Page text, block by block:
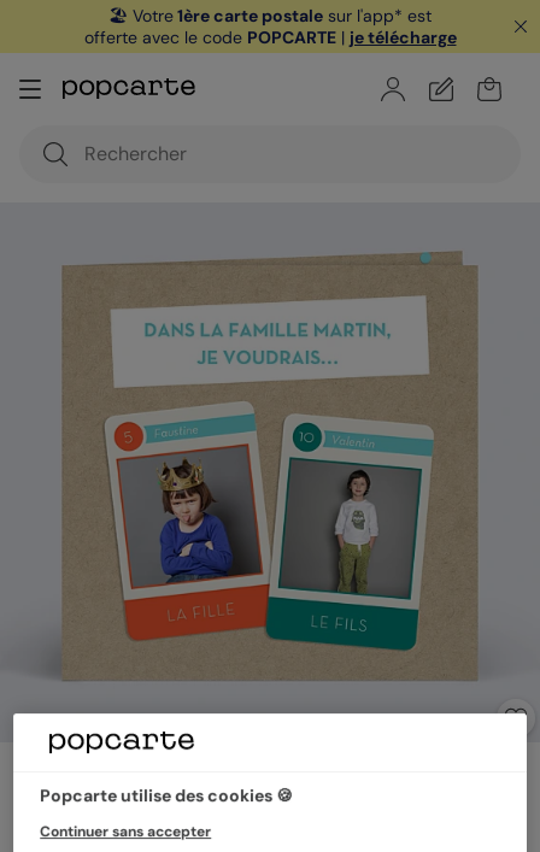
🏖️ Votre1ère carte postale sur l'app* est
offerte avec le code POPCARTE| je télécharge
Jeu des 7 Familles
5(2avis)
Popcarte utilise des cookies 🍪
Continuer sans accepter